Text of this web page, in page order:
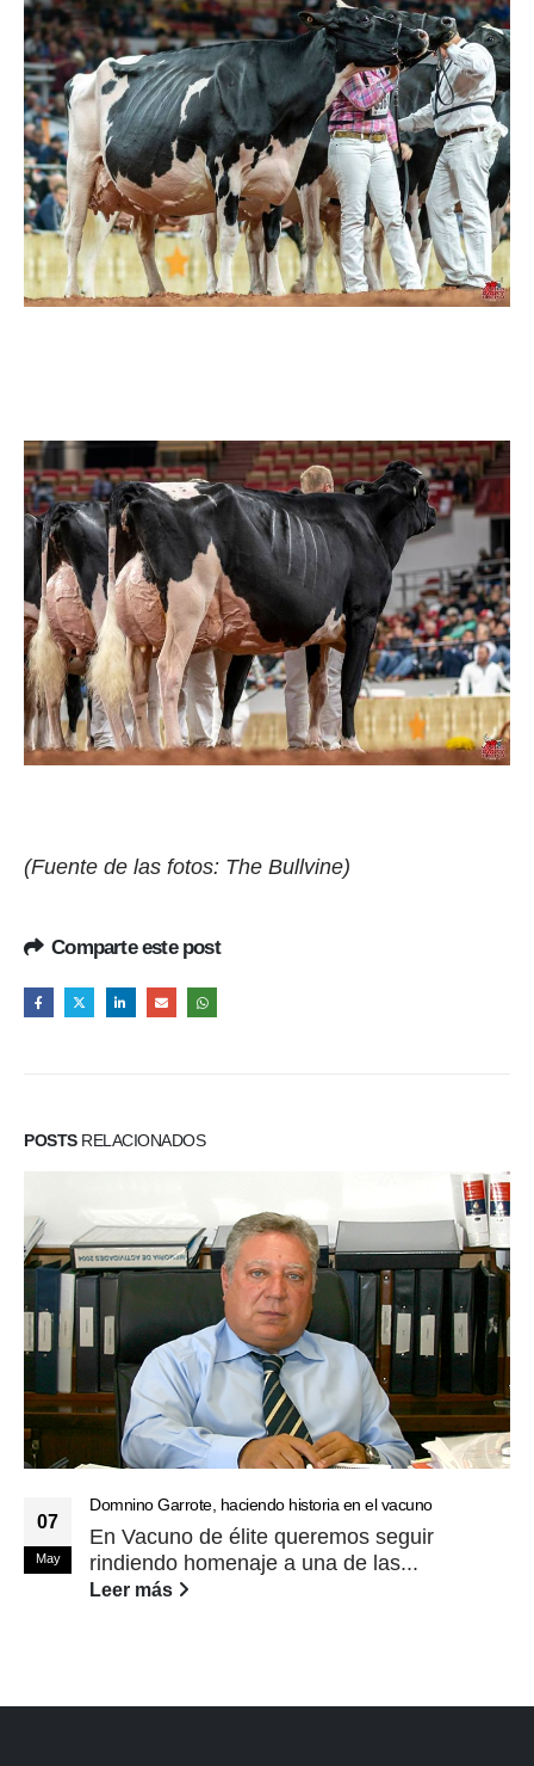
(Fuente de las fotos: The Bullvine)
Comparte este post
POSTSRELACIONADOS
07
May
Domnino Garrote, haciendo historia en el vacuno
En Vacuno de élite queremos seguir
rindiendo homenaje a una de las...
Leer más